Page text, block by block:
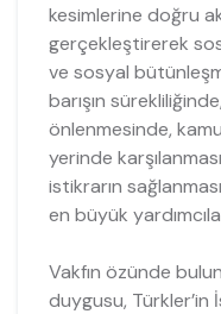
kesimlerine doğru
gerçekleştirerek
ve sosyal
barışın
önlenmesinde,
yerinde
istikrarın
en büyük
Vakfın özünde
duygusu,